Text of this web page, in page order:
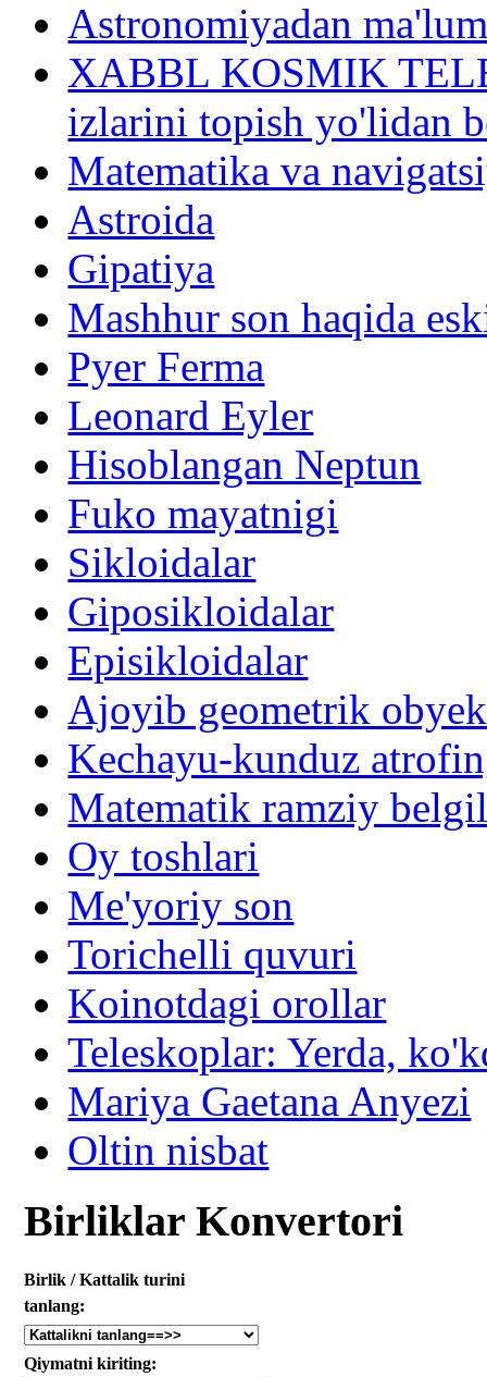
Astronomiyadan
XABBL KOSMIK
izlarini topish yo'lidan
Matematika va
Astroida
Gipatiya
Mashhur son haqida
Pyer Ferma
Leonard Eyler
Hisoblangan Neptun
Fuko mayatnigi
Sikloidalar
Giposikloidalar
Episikloidalar
Ajoyib geometrik
Kechayu-kunduz
Matematik ramziy
Oy toshlari
Me'yoriy son
Torichelli quvuri
Koinotdagi orollar
Teleskoplar: Yerda,
Mariya Gaetana Anyezi
Oltin nisbat
Birliklar Konvertori
Birlik / Kattalik turini
tanlang:
Qiymatni kiriting: